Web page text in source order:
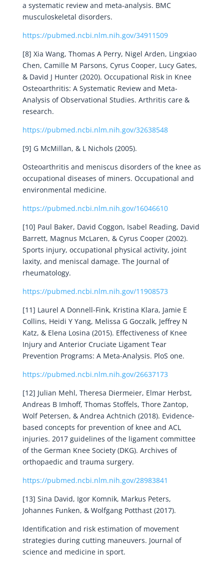
a systematic review and meta-analysis. BMC
musculoskeletal disorders.
https://pubmed.ncbi.nlm.nih.gov/34911509
[8] Xia Wang, Thomas A Perry, Nigel Arden, Lingxiao
Chen, Camille M Parsons, Cyrus Cooper, Lucy Gates,
& David J Hunter (2020). Occupational Risk in Knee
Osteoarthritis: A Systematic Review and Meta-
Analysis of Observational Studies. Arthritis care &
research.
https://pubmed.ncbi.nlm.nih.gov/32638548
[9] G McMillan, & L Nichols (2005).
Osteoarthritis and meniscus disorders of the knee as
occupational diseases of miners. Occupational and
environmental medicine.
https://pubmed.ncbi.nlm.nih.gov/16046610
[10] Paul Baker, David Coggon, Isabel Reading, David
Barrett, Magnus McLaren, & Cyrus Cooper (2002).
Sports injury, occupational physical activity, joint
laxity, and meniscal damage. The Journal of
rheumatology.
https://pubmed.ncbi.nlm.nih.gov/11908573
[11] Laurel A Donnell-Fink, Kristina Klara, Jamie E
Collins, Heidi Y Yang, Melissa G Goczalk, Jeffrey N
Katz, & Elena Losina (2015). Effectiveness of Knee
Injury and Anterior Cruciate Ligament Tear
Prevention Programs: A Meta-Analysis. PloS one.
https://pubmed.ncbi.nlm.nih.gov/26637173
[12] Julian Mehl, Theresa Diermeier, Elmar Herbst,
Andreas B Imhoff, Thomas Stoffels, Thore Zantop,
Wolf Petersen, & Andrea Achtnich (2018). Evidence-
based concepts for prevention of knee and ACL
injuries. 2017 guidelines of the ligament committee
of the German Knee Society (DKG). Archives of
orthopaedic and trauma surgery.
https://pubmed.ncbi.nlm.nih.gov/28983841
[13] Sina David, Igor Komnik, Markus Peters,
Johannes Funken, & Wolfgang Potthast (2017).
Identification and risk estimation of movement
strategies during cutting maneuvers. Journal of
science and medicine in sport.